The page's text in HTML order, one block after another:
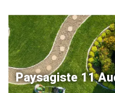
Paysagiste 11